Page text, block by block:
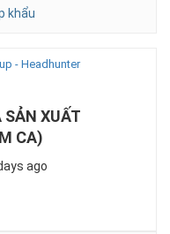
khẩu
- Headhunter
SẢN XUẤT
CA)
ago